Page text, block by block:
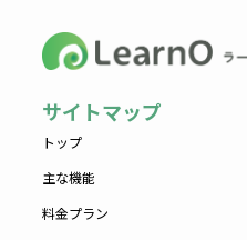
サイトマップ
トップ
主な機能
料金プラン